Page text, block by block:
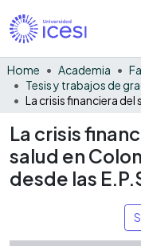
Home Academia
Tesis y trabajos de
La crisis
salud en
desde las